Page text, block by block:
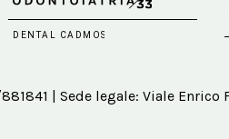
| Sede legale: Viale Enrico